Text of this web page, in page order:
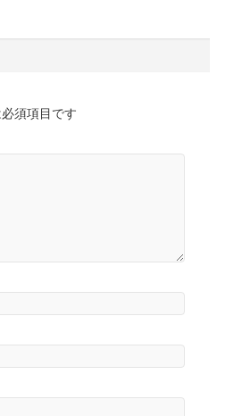
須項目です